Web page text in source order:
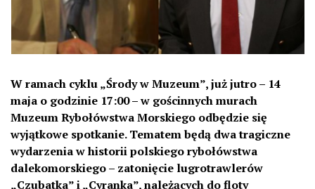
W ramach cyklu „Środy w Muzeum”, już jutro – 14
maja o godzinie 17:00 – w gościnnych murach
Muzeum Rybołówstwa Morskiego odbędzie się
wyjątkowe spotkanie. Tematem będą dwa tragiczne
wydarzenia w historii polskiego rybołówstwa
dalekomorskiego – zatonięcie lugrotrawlerów
„Czubatka” i „Cyranka”, należących do floty